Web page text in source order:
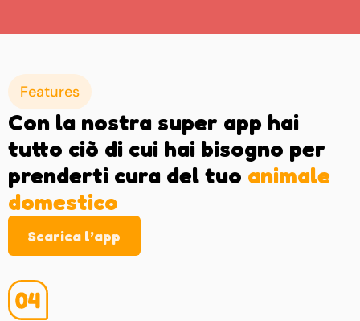
Features
Con la nostra super app hai
tutto ciò di cui hai bisogno per
prenderti cura del tuo animale
domestico
Scarica l’app